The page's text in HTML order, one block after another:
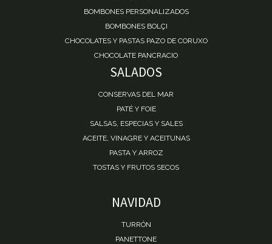
BOMBONES PERSONALIZADOS
BOMBONES BOLÇI
CHOCOLATES Y PASTAS PAZO DE CORUXO
CHOCOLATE PANCRACIO
SALADOS
CONSERVAS DEL MAR
PATÉ Y FOIE
SALSAS, ESPECIAS Y SALES
ACEITE, VINAGRE Y ACEITUNAS
PASTA Y ARROZ
TOSTAS Y FRUTOS SECOS
NAVIDAD
TURRÓN
PANETTONE